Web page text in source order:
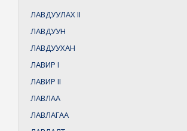
ЛАВДУУЛАХII
ЛАВДУУН
ЛАВДУУХАН
ЛАВИР I
ЛАВИР II
ЛАВЛАА
ЛАВЛАГАА